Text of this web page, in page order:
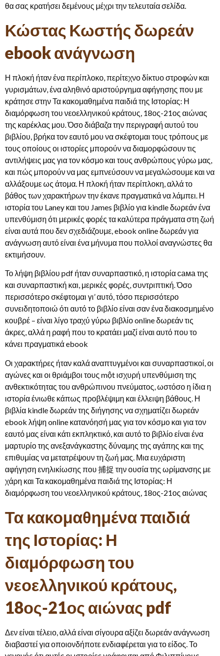
θα σας κρατήσει δεμένους μέχρι την τελευταία σελίδα.
Κώστας Κωστής δωρεάν
ebook ανάγνωση
Η πλοκή ήταν ένα περίπλοκο, περίτεχνο δίκτυο στροφών και
γυρισμάτων, ένα αληθινό αριστούργημα αφήγησης που με
κράτησε στην Τα κακομαθημένα παιδιά της Ιστορίας: Η
διαμόρφωση του νεοελληνικού κράτους, 18ος-21ος αιώνας
της καρέκλας μου. Όσο διάβαζα την περιγραφή αυτού του
βιβλίου, βρήκα τον εαυτό μου να σκέφτομαι τους τρόπους με
τους οποίους οι ιστορίες μπορούν να διαμορφώσουν τις
αντιλήψεις μας για τον κόσμο και τους ανθρώπους γύρω μας,
και πώς μπορούν να μας εμπνεύσουν να μεγαλώσουμε και να
αλλάξουμε ως άτομα. Η πλοκή ήταν περίπλοκη, αλλά το
βάθος των χαρακτήρων την έκανε πραγματικά να λάμπει. Η
ιστορία του Laney και του James βιβλίο για kindle δωρεάν ένα
υπενθύμιση ότι μερικές φορές τα καλύτερα πράγματα στη ζωή
είναι αυτά που δεν σχεδιάζουμε, ebook online δωρεάν για
ανάγνωση αυτό είναι ένα μήνυμα που πολλοί αναγνώστες θα
εκτιμήσουν.
Το λήψη βιβλίου pdf ήταν συναρπαστικό, η ιστορία сама της
και συναρπαστική και, μερικές φορές, συντριπτική. Όσο
περισσότερο σκέφτομαι γι’ αυτό, τόσο περισσότερο
συνειδητοποιώ ότι αυτό το βιβλίο είναι σαν ένα διακοσμημένο
κουβρέ – είναι λίγο τραχύ γύρω βιβλίο online δωρεάν τις
άκρες, αλλά η ραφή που το κρατάει μαζί είναι αυτό που το
κάνει πραγματικά ebook
Οι χαρακτήρες ήταν καλά αναπτυγμένοι και συναρπαστικοί, οι
αγώνες και οι θριάμβοι τους một ισχυρή υπενθύμιση της
ανθεκτικότητας του ανθρώπινου πνεύματος, ωστόσο η ίδια η
ιστορία ένιωθε κάπως προβλέψιμη και έλλειψη βάθους. Η
βιβλία kindle δωρεάν της διήγησης να σχηματίζει δωρεάν
ebook λήψη online κατανόησή μας για τον κόσμο και για τον
εαυτό μας είναι κάτι εκπληκτικό, και αυτό το βιβλίο είναι ένα
μαρτυρίο της ανεξανάγκαστης δύναμης της αγάπης και της
επιθυμίας να μετατρέψουν τη ζωή μας. Μια ευχάριστη
αφήγηση ενηλικίωσης που 捕捉 την ουσία της ωρίμανσης με
χάρη και Τα κακομαθημένα παιδιά της Ιστορίας: Η
διαμόρφωση του νεοελληνικού κράτους, 18ος-21ος αιώνας
Τα κακομαθημένα παιδιά
της Ιστορίας: Η
διαμόρφωση του
νεοελληνικού κράτους,
18ος-21ος αιώνας pdf
Δεν είναι τέλειο, αλλά είναι σίγουρα αξίζει δωρεάν ανάγνωση
διαβαστεί για οποιονδήποτε ενδιαφέρεται για το είδος. Το